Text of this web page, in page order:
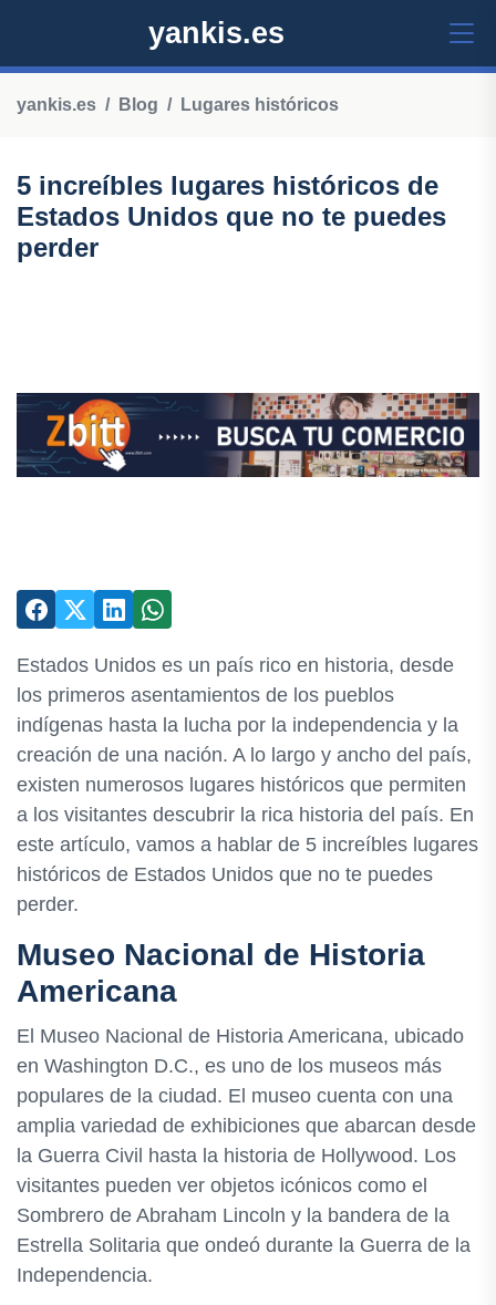
yankis.es
yankis.es Blog Lugares históricos
5 increíbles lugares históricos de
Estados Unidos que no te puedes
perder
Estados Unidos es un país rico en historia, desde
los primeros asentamientos de los pueblos
indígenas hasta la lucha por la independencia y la
creación de una nación. A lo largo y ancho del país,
existen numerosos lugares históricos que permiten
a los visitantes descubrir la rica historia del país. En
este artículo, vamos a hablar de 5 increíbles lugares
históricos de Estados Unidos que no te puedes
perder.
Museo Nacional de Historia
Americana
El Museo Nacional de Historia Americana, ubicado
en Washington D.C., es uno de los museos más
populares de la ciudad. El museo cuenta con una
amplia variedad de exhibiciones que abarcan desde
la Guerra Civil hasta la historia de Hollywood. Los
visitantes pueden ver objetos icónicos como el
Sombrero de Abraham Lincoln y la bandera de la
Estrella Solitaria que ondeó durante la Guerra de la
Independencia.